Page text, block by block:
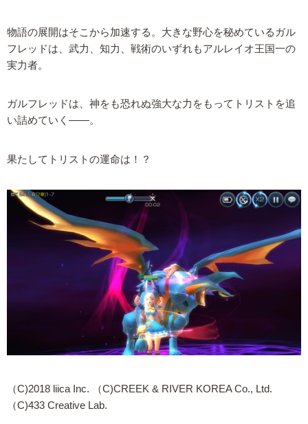
物語の展開はそこから加速する。大きな野心を秘めているガル
フレッドは、武力、知力、戦術のいずれもアルレイオ王国一の
実力者。
ガルフレッドは、神をも恐れぬ強大な力をもってトリストを追
い詰めていく――。
果たしてトリストの運命は！？
（C)2018 liica Inc. （C)CREEK & RIVER KOREA Co., Ltd.
（C)433 Creative Lab.